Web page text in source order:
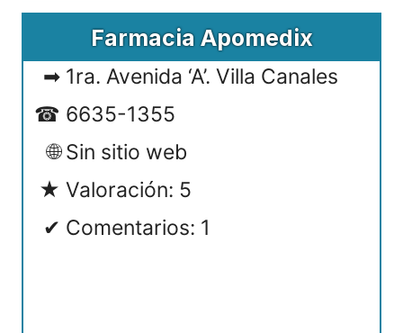
Farmacia Apomedix
1ra. Avenida ‘A’. Villa Canales
6635-1355
Sin sitio web
Valoración: 5
Comentarios: 1